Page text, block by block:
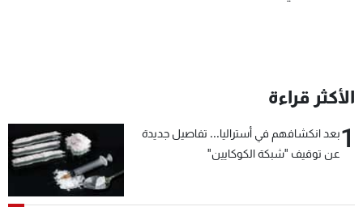
الأكثر قراءة
1بعد انكشافهم في أستراليا... تفاصيل جديدة
عن توقيف "شبكة الكوكايين"
البرامج
شاهد البرامج
الترددات